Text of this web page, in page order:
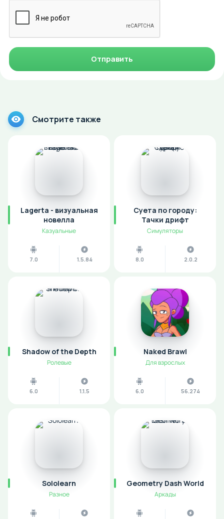
Отправить
Смотрите также
Lagerta - визуальная
новелла
Казуальные
7.0 1.5.84
Суета по городу:
Тачки дрифт
Симуляторы
8.0 2.0.2
Shadow of the Depth
Ролевые
6.0 1.1.5
Naked Brawl
Для взрослых
6.0 56.274
Sololearn
Разное
Geometry Dash World
Аркады